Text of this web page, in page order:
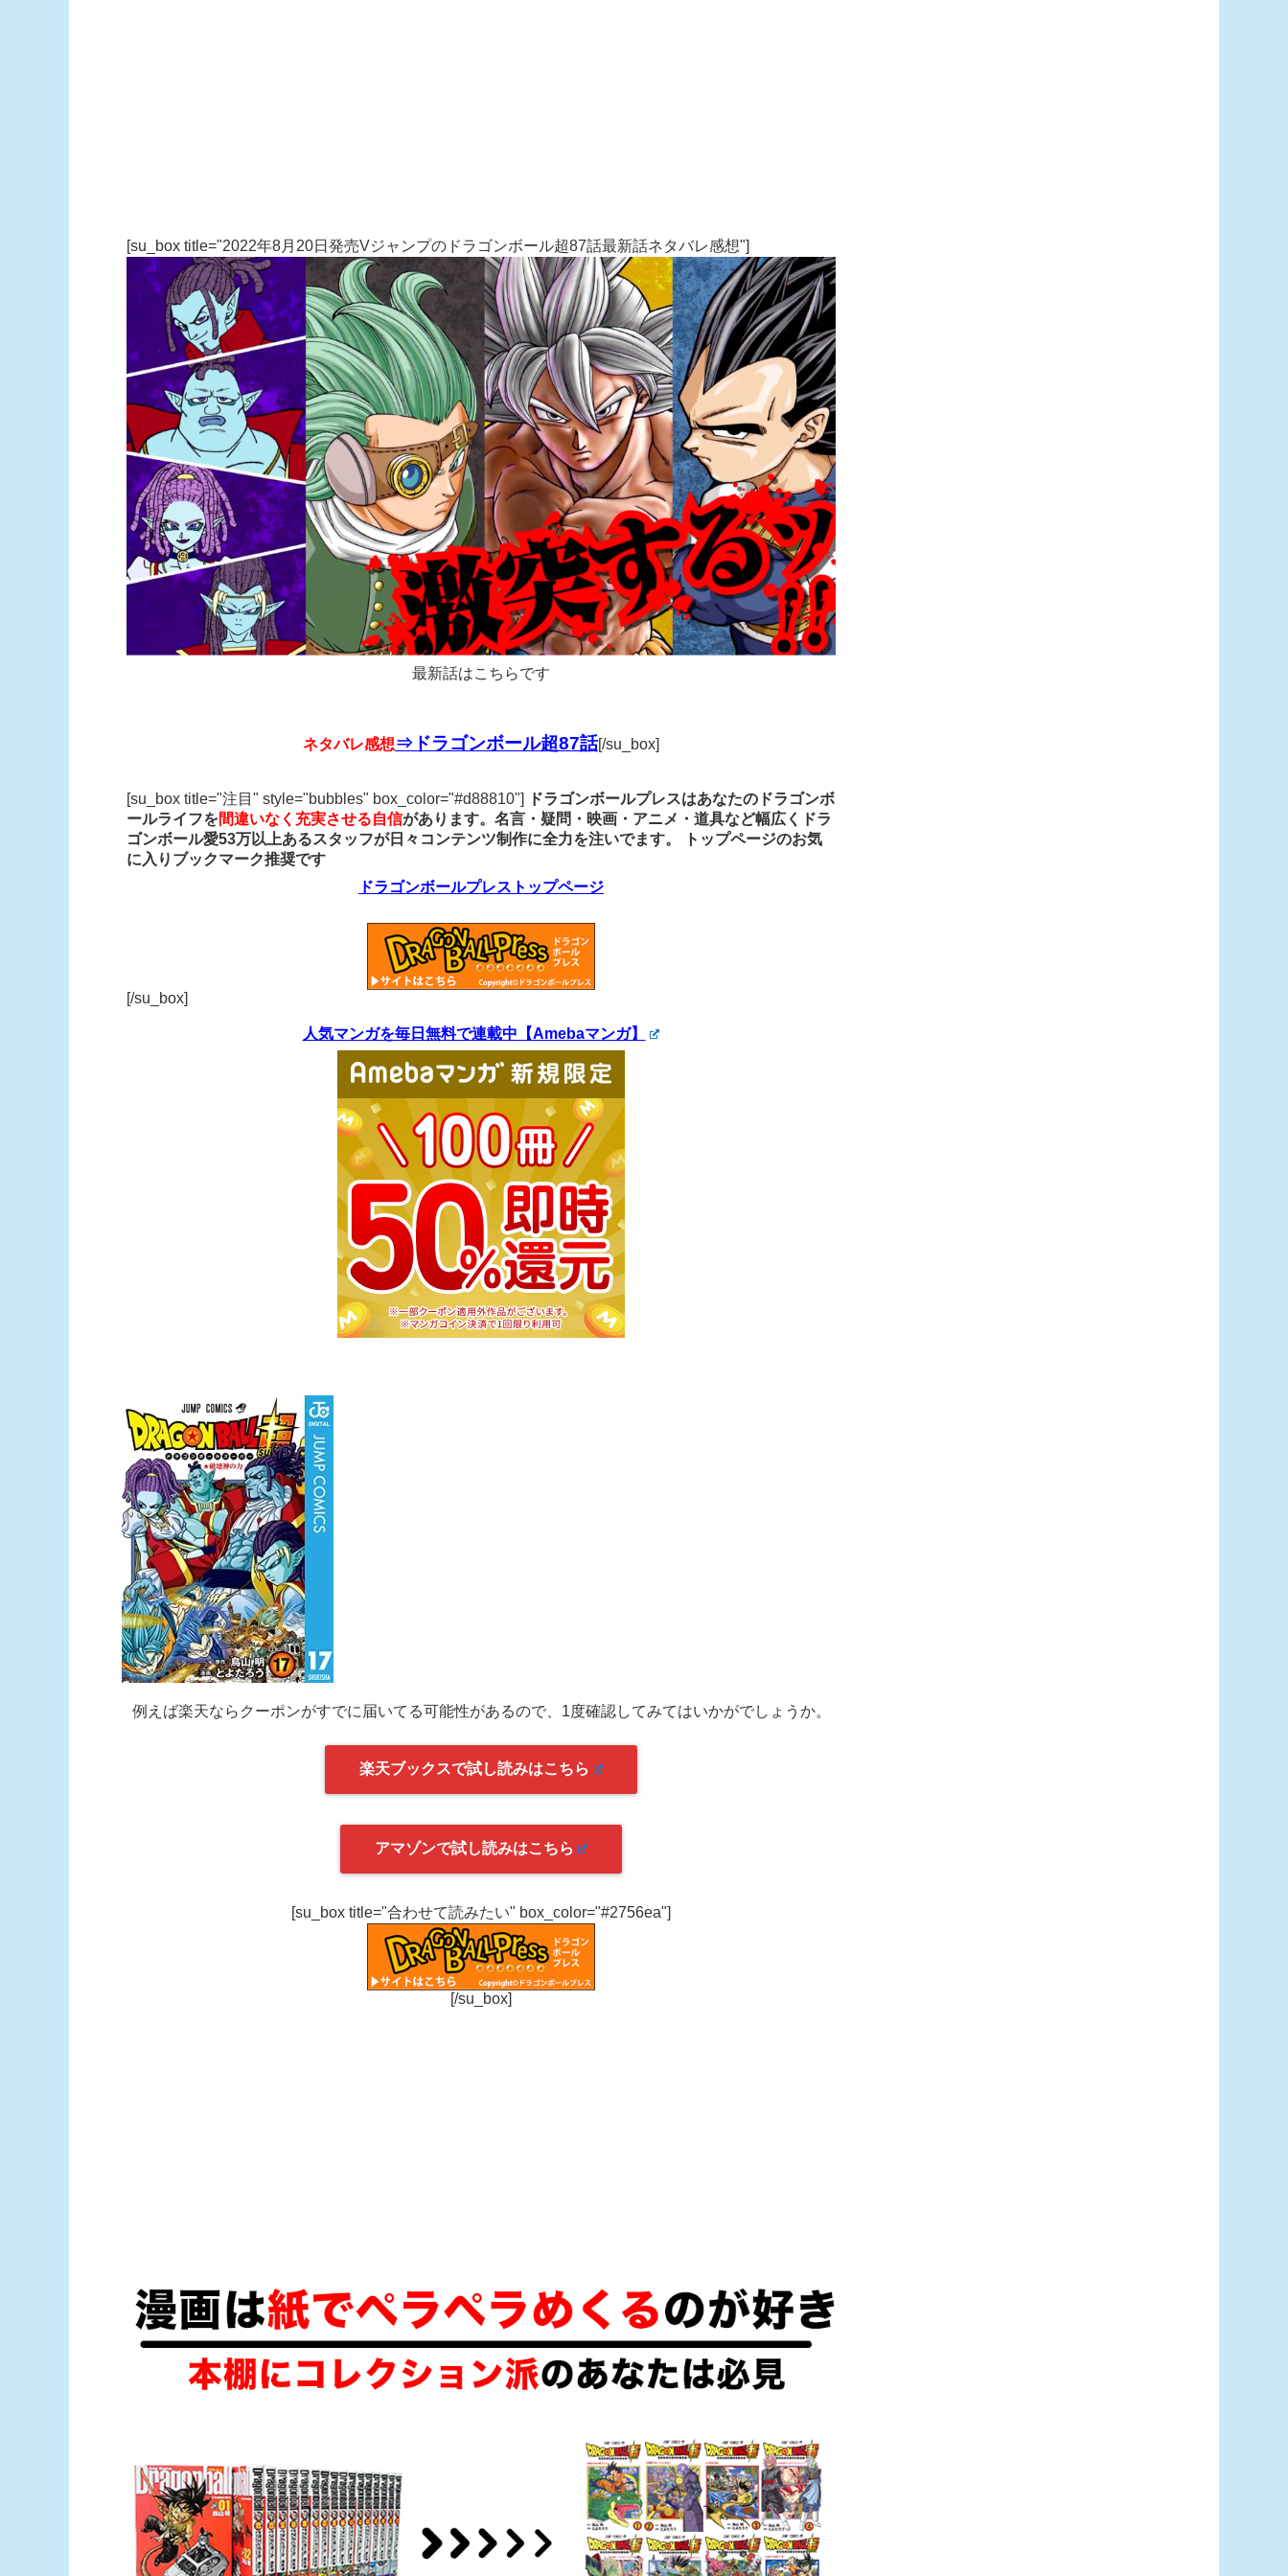
[su_box title="2022年8月20日発売Vジャンプのドラゴンボール超87話最新話ネタバレ感想"]
最新話はこちらです
ネタバレ感想⇒ドラゴンボール超87話[/su_box]
[su_box title="注目" style="bubbles" box_color="#d88810"]
ドラゴンボールプレスはあなたのドラゴンボ
ールライフを間違いなく充実させる自信があります。名言・疑問・映画・アニメ・道具など幅広くドラ
ゴンボール愛53万以上あるスタッフが日々コンテンツ制作に全力を注いでます。
トップページのお気
に入りブックマーク推奨です
ドラゴンボールプレストップページ
[/su_box]
人気マンガを毎日無料で連載中【Amebaマンガ】
例えば楽天ならクーポンがすでに届いてる可能性があるので、1度確認してみてはいかがでしょうか。
楽天ブックスで試し読みはこちら
アマゾンで試し読みはこちら
[su_box title="合わせて読みたい" box_color="#2756ea"]
[/su_box]